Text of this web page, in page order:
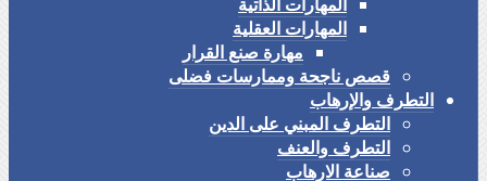
المهارات العقلية
مهارة صنع القرار
قصص ناجحة وممارسات فضلى
التطرف والإرهاب
التطرف المبني على الدين
التطرف والعنف
صناعة الارهاب